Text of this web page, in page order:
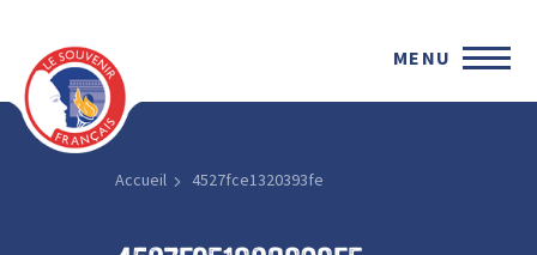
MENU
Accueil 4527fce1320393fe